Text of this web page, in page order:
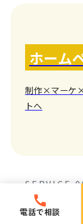
ホーム
制作×マーケ×
トへ
SERVICE
電話で相談